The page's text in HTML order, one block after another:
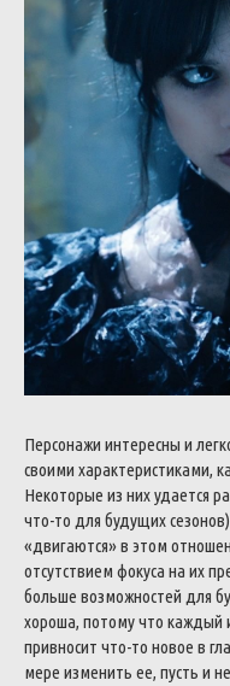
Персонажи интересны и
своими характеристиками,
Некоторые из них удается
что-то для будущих
«двигаются» в этом
отсутствием фокуса на их
больше возможностей для
хороша, потому что каждый
привносит что-то новое в
мере изменить ее, пусть и